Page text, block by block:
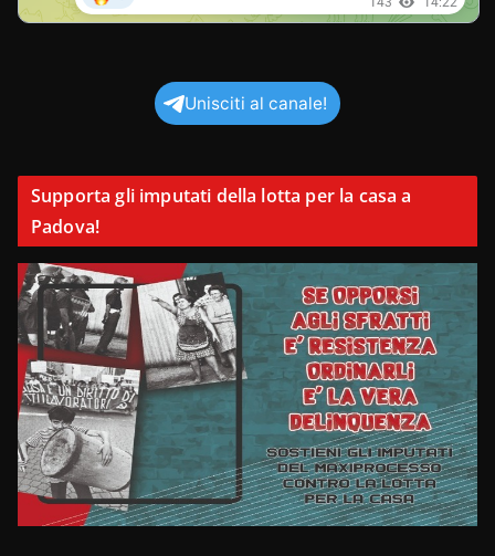
Unisciti al canale!
Supporta gli imputati della lotta per la casa a
Padova!